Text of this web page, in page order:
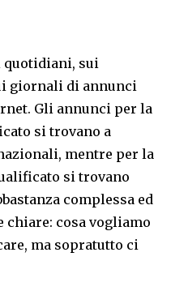
quotidiani, sui
giornali di annunci
Gli annunci per la
si trovano a
mentre per la
si trovano
complessa ed
chiare: cosa vogliamo
ma sopratutto ci